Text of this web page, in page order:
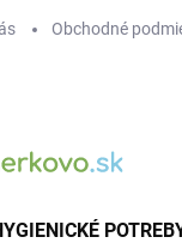
Obchodné